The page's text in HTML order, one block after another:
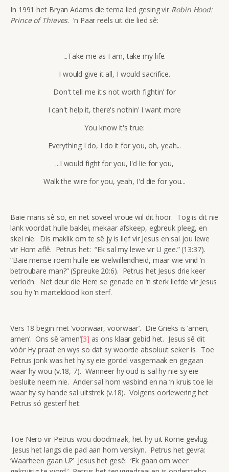
In 1991 het Bryan Adams die tema lied gesing vir Robin Hood:
Prince of Thieves. ‘n Paar reëls uit die lied sê:
...Take me as I am, take my life.
I would give it all, I would sacrifice.
Don't tell me it's not worth fightin' for
I can't help it, there's nothin' I want more
You know it's true:
Everything I do, I do it for you, oh, yeah...
...I would fight for you, I'd lie for you,
Walk the wire for you, yeah, I'd die for you...
Baie mans sê so, en net soveel vroue wil dit hoor. Tog is dit nie
lank voordat hulle baklei, mekaar afskeep, egbreuk pleeg, en
skei nie. Dis maklik om te sê jy is lief vir Jesus en sal jou lewe
vir Hom aflê. Petrus het: “Ek sal my lewe vir U gee.” (13:37).
“Baie mense roem hulle eie welwillendheid, maar wie vind ‘n
betroubare man?” (Spreuke 20:6). Petrus het Jesus drie keer
verloën. Net deur die Here se genade en ‘n sterk liefde vir Jesus
sou hy ‘n marteldood kon sterf.
Vers 18 begin met ‘voorwaar, voorwaar’. Die Grieks is ‘amen,
amen’. Ons sê ‘amen’[3] as ons klaar gebid het. Jesus sê dit
vóór Hy praat en wys so dat sy woorde absoluut seker is. Toe
Petrus jonk was het hy sy eie gordel vasgemaak en gegaan
waar hy wou (v.18, 7). Wanneer hy oud is sal hy nie sy eie
besluite neem nie. Ander sal hom vasbind en na ‘n kruis toe lei
waar hy sy hande sal uitstrek (v.18). Volgens oorlewering het
Petrus só gesterf het:
Toe Nero vir Petrus wou doodmaak, het hy uit Rome gevlug.
Jesus het langs die pad aan hom verskyn. Petrus het gevra:
‘Waarheen gaan U?’ Jesus het gesê: ‘Ek gaan om weer